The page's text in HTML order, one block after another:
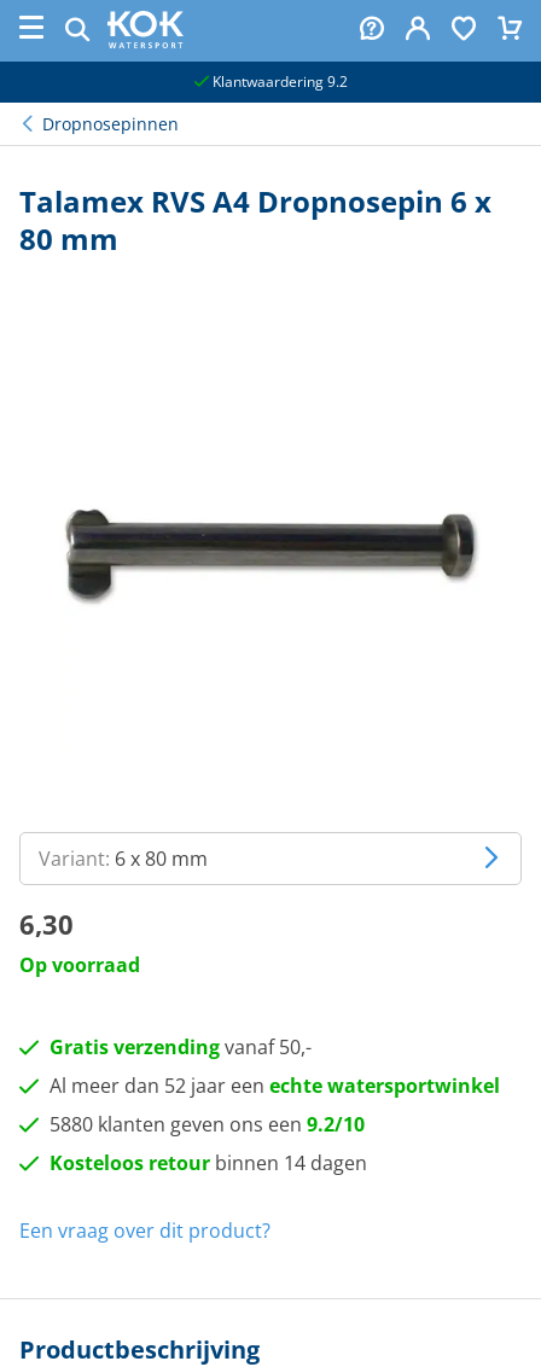
Klantwaardering 9.2
Dropnosepinnen
Talamex RVS A4 Dropnosepin 6 x
80 mm
Variant: 6 x 80 mm
6,30
Op voorraad
Gratis verzendingvanaf 50,-
Al meer dan 52 jaar een echte watersportwinkel
5880 klanten geven ons een 9.2/10
Kosteloos retour binnen 14 dagen
Een vraag over dit product?
Productbeschrijving